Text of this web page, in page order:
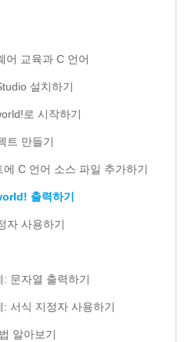
어 교육과 C 언어
설치하기
로 시작하기
트 만들기
C 언어 소스 파일 추가하기
출력하기
자 사용하기
문자열 출력하기
서식 지정자 사용하기
알아보기